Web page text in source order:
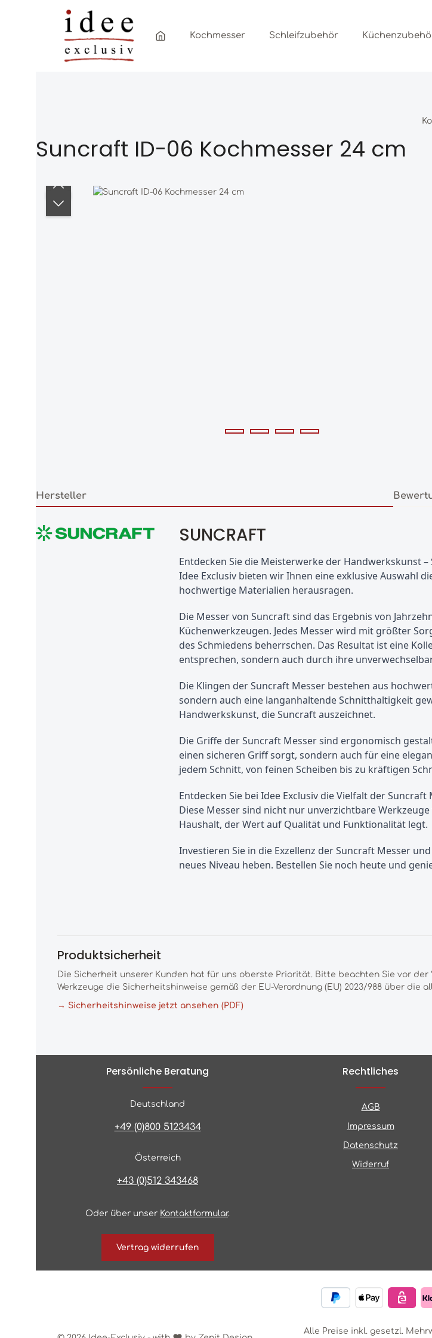
Zum Hauptinhalt springen
Zur Hauptnavigation springen
Kochmesser Schleifzubehör
Suncraft ID-06 Kochmesser 24 cm
Bildergalerie überspringen
Hersteller
SUNCRAFT
Entdecken Sie die Meisterwerke der Handwerkskunst
Idee Exclusiv bieten wir Ihnen eine exklusive Auswahl
hochwertige Materialien herausragen.
Die Messer von Suncraft sind das Ergebnis von
Küchenwerkzeugen. Jedes Messer wird mit größter
des Schmiedens beherrschen. Das Resultat ist eine
entsprechen, sondern auch durch ihre
Die Klingen der Suncraft Messer bestehen aus
sondern auch eine langanhaltende Schnitthaltigkeit
Handwerkskunst, die Suncraft auszeichnet.
Die Griffe der Suncraft Messer sind ergonomisch
einen sicheren Griff sorgt, sondern auch für eine
jedem Schnitt, von feinen Scheiben bis zu kräftigen
Entdecken Sie bei Idee Exclusiv die Vielfalt der
Diese Messer sind nicht nur unverzichtbare
Haushalt, der Wert auf Qualität und Funktionalität legt.
Investieren Sie in die Exzellenz der Suncraft Messer
neues Niveau heben. Bestellen Sie noch heute und
Produktsicherheit
Die Sicherheit unserer Kunden hat für uns oberste Priorität. Bitte beachten Sie vor
Werkzeuge die Sicherheitshinweise gemäß der EU-Verordnung (EU) 2023/988 über die
→ Sicherheitshinweise jetzt ansehen (PDF)
Persönliche Beratung
Deutschland
+49 (0)800 5123434
Österreich
+43 (0)512 343468
Oder über unser Kontaktformular.
Vertrag widerrufen
Rechtliches
AGB
Impressum
Datenschutz
Widerruf
Alle Preise inkl. gesetzl.